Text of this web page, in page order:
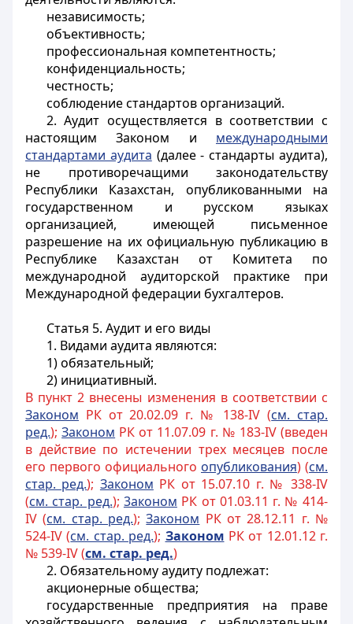
независимость;
объективность;
профессиональная компетентность;
конфиденциальность;
честность;
соблюдение стандартов организаций.
2. Аудит осуществляется в соответствии с
настоящим Законом и международными
стандартами аудита (далее - стандарты аудита),
не противоречащими законодательству
Республики Казахстан, опубликованными на
государственном и русском языках
организацией, имеющей письменное
разрешение на их официальную публикацию в
Республике Казахстан от Комитета по
международной аудиторской практике при
Международной федерации бухгалтеров.
Статья 5. Аудит и его виды
1. Видами аудита являются:
1) обязательный;
2) инициативный.
В пункт 2 внесены изменения в соответствии с
Законом РК от 20.02.09 г. № 138-IV (см. стар.
ред.);Законом РК от 11.07.09 г. № 183-IV (введен
в действие по истечении трех месяцев после
его первого официального опубликования) (см.
стар. ред.); Законом РК от 15.07.10 г. № 338-IV
(см. стар. ред.); 3аконом РК от 01.03.11 г. № 414-
IV (см. стар. ред.);Законом РК от 28.12.11 г. №
524-IV (см. стар. ред.); Законом РК от 12.01.12 г.
№ 539-IV (см. стар. ред.)
2. Обязательному аудиту подлежат:
акционерные общества;
государственные предприятия на праве